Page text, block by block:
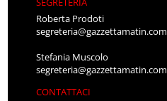
Roberta Prodoti
segreteria@gazzettamatin.com
Stefania Muscolo
segreteria@gazzettamatin.com
CONTATTACI